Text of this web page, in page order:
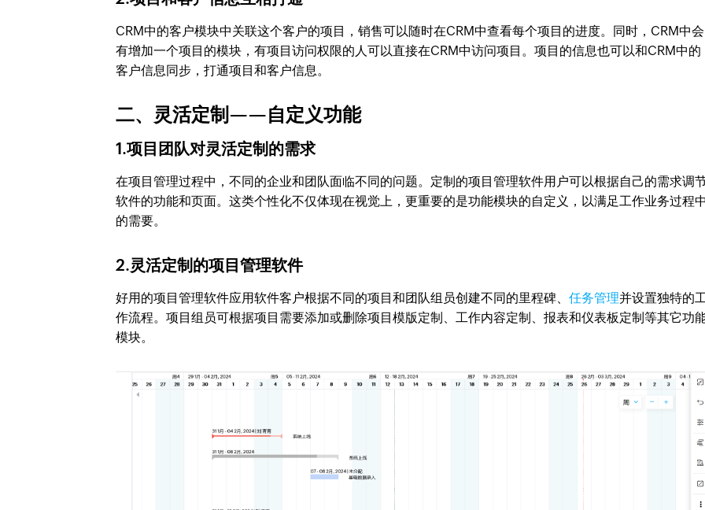
CRM中的客户模块中关联这个客户的项目，销售可以随时在CRM中查看每个项目的进度。同时，CRM中会
有增加一个项目的模块，有项目访问权限的人可以直接在CRM中访问项目。项目的信息也可以和CRM中的
客户信息同步，打通项目和客户信息。
二、灵活定制——自定义功能
1.项目团队对灵活定制的需求
在项目管理过程中，不同的企业和团队面临不同的问题。定制的项目管理软件用户可以根据自己的需求调
软件的功能和页面。这类个性化不仅体现在视觉上，更重要的是功能模块的自定义，以满足工作业务过程
的需要。
2.灵活定制的项目管理软件
好用的项目管理软件应用软件客户根据不同的项目和团队组员创建不同的里程碑、 任务管理并设置独特的
作流程。项目组员可根据项目需要添加或删除项目模版定制、工作内容定制、报表和仪表板定制等其它功
模块。